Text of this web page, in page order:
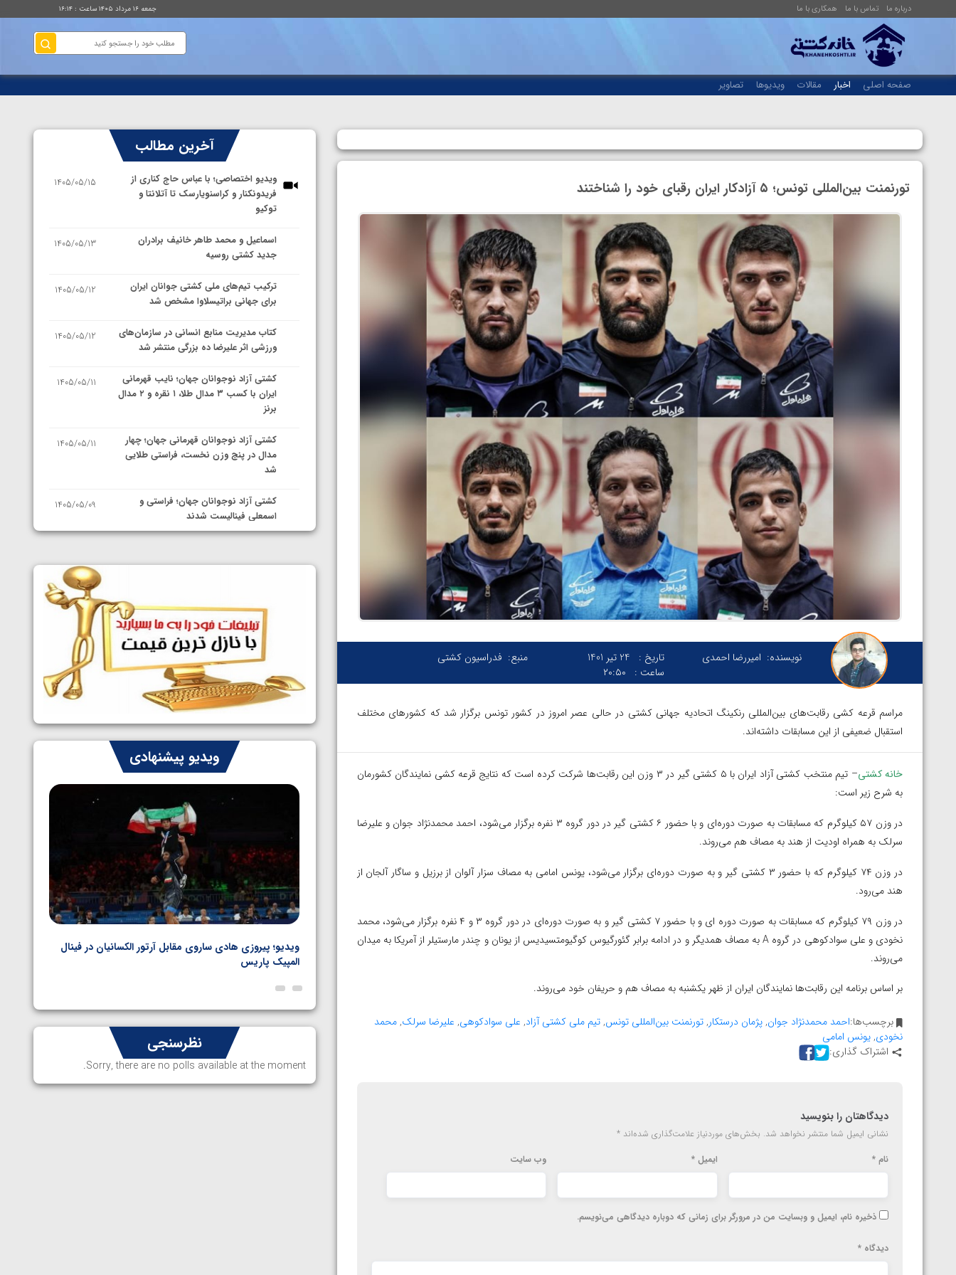
درباره ما تماس با ما همکاری با ما جمعه ۱۶ مرداد ۱۴۰۵ ساعت : ۱۶:۱۴
صفحه اصلی اخبار مقالات ویدیوها تصاویر
تورنمنت بین‌المللی تونس؛ ۵ آزادکار ایران رقبای خود را شناختند
نویسنده: امیررضا احمدی تاریخ :
24 تیر 1401
ساعت :
۲۰:۵۰
منبع: فدراسیون کشتی
مراسم قرعه کشی رقابت‌های بین‌المللی رنکینگ اتحادیه جهانی کشتی در حالی عصر امروز در کشور تونس برگزار شد که کشورهای مختلف
استقبال ضعیفی از این مسابقات داشته‌اند.
خانه کشتی
– تیم منتخب کشتی آزاد ایران با ۵ کشتی گیر در ۳ وزن این رقابت‌ها شرکت کرده است که نتایج قرعه کشی نمایندگان کشورمان
به شرح زیر است:
در وزن ۵۷ کیلوگرم که مسابقات به صورت دوره‌ای و با حضور ۶ کشتی گیر در دور گروه ۳ نفره برگزار می‌شود، احمد محمدنژاد جوان و علیرضا
سرلک به همراه اودیت از هند به مصاف هم می‌روند.
در وزن ۷۴ کیلوگرم که با حضور ۳ کشتی گیر و به صورت دوره‌ای برگزار می‌شود، یونس امامی به مصاف سزار آلوان از برزیل و ساگار آلجان از
هند می‌رود.
در وزن ۷۹ کیلوگرم که مسابقات به صورت دوره ای و با حضور ۷ کشتی گیر و به صورت دوره‌ای در دور گروه ۳ و ۴ نفره برگزار می‌شود، محمد
نخودی و علی سوادکوهی در گروه A به مصاف همدیگر و در ادامه برابر گئورگیوس کوگیومتسیدیس از یونان و چندر مارستیلر از آمریکا به میدان
می‌روند.
بر اساس برنامه این رقابت‌ها نمایندگان ایران از ظهر یکشنبه به مصاف هم و حریفان خود می‌روند.
برچسب‌ها:احمد محمدنژاد جوان,پژمان درستکار,تورنمنت بین‌المللی تونس,تیم ملی کشتی آزاد, علی سوادکوهی, علیرضا سرلک,محمد
نخودی,یونس امامی
اشتراک گذاری:
دیدگاهتان را بنویسید
نشانی ایمیل شما منتشر نخواهد شد. بخش‌های موردنیاز علامت‌گذاری شده‌اند *
نام * ایمیل* وب‌ سایت
ذخیره نام، ایمیل و وبسایت من در مرورگر برای زمانی که دوباره دیدگاهی می‌نویسم.
دیدگاه *
آخرین مطالب
ویدیو اختصاصی؛ با عباس حاج کناری از
فریدونکنار و کراسنویارسک تا آتلانتا و
توکیو
1405/05/15
اسماعیل و محمد طاهر خانیف برادران
جدید کشتی روسیه
1405/05/13
ترکیب تیم‌های ملی کشتی جوانان ایران
برای جهانی براتیسلاوا مشخص شد
1405/05/12
کتاب مدیریت منابع انسانی در سازمان‌های
ورزشی اثر علیرضا ده بزرگی منتشر شد
1405/05/12
کشتی آزاد نوجوانان جهان؛ نایب قهرمانی
ایران با کسب ۳ مدال طلا، ۱ نقره و ۲ مدال
برنز
1405/05/11
کشتی آزاد نوجوانان قهرمانی جهان؛ چهار
مدال در پنج وزن نخست، فراستی طلایی
شد
1405/05/11
کشتی آزاد نوجوانان جهان؛ فراستی و
اسمعلی فینالیست شدند
1405/05/09
نمایندگان ایران مشخص شدند
سوم برای ایران
1405/05/07
ایران چشم به راه چهار مدال در پنج وزن
دوم کشتی فرنگی نوجوانان جهان
1405/05/06
ویدیو پیشنهادی
امین میرزازاده
ویدیو؛ باخت امین کاویانی نژاد مقابل مالخاز آمویان از
ویدیو؛ صعود حسن یزدانی به فینال المپیک با برتری مقابل
ویدیو؛ پیروزی هادی ساروی مقابل آرتور الکسانیان در فینال
المپیک پاریس
نظرسنجی
Sorry, there are no polls available at the moment.